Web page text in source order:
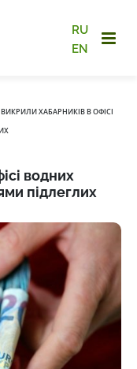
RU
EN
ХАБАРНИКІВ В ОФІСІ
водних
підлеглих